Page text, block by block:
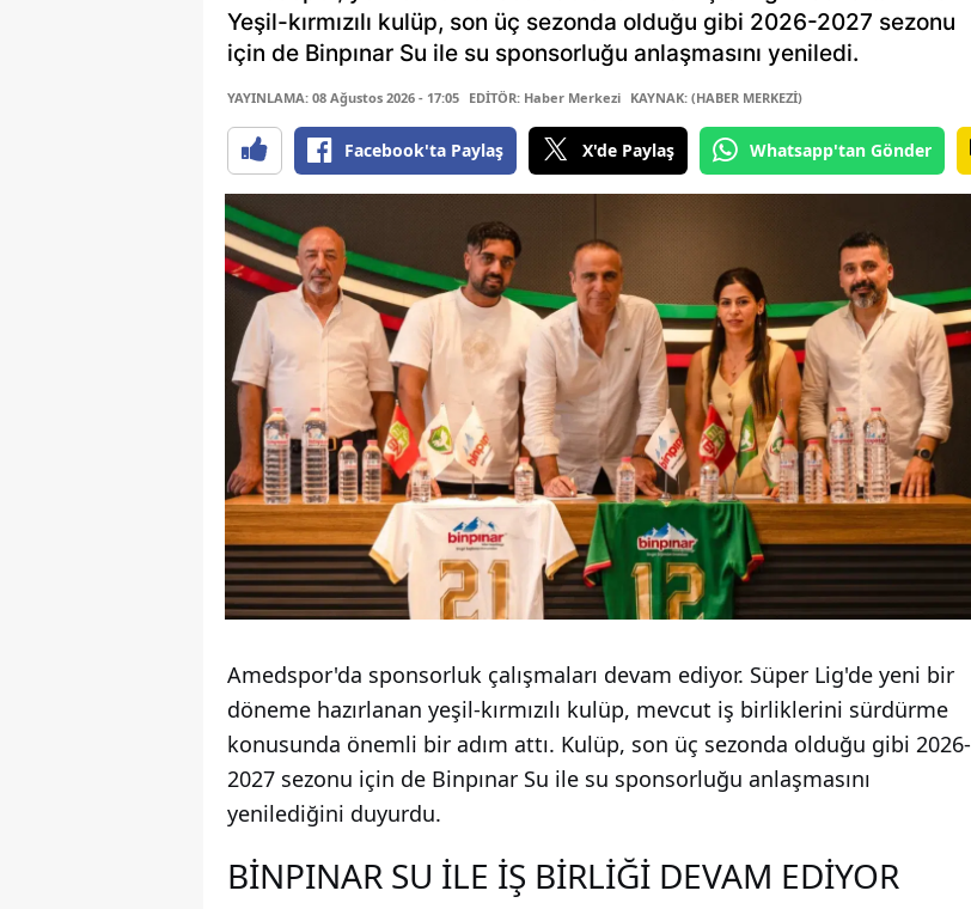
Yeşil-kırmızılı kulüp, son üç sezonda olduğu gibi 2026-2027 sezonu
için de Binpınar Su ile su sponsorluğu anlaşmasını yeniledi.
YAYINLAMA: 08 Ağustos 2026 - 17:05 EDİTÖR: Haber Merkezi KAYNAK: (HABER MERKEZİ)
Facebook'ta Paylaş X'de Paylaş Whatsapp'tan Gönder
Amedspor'da sponsorluk çalışmaları devam ediyor. Süper Lig'de yeni bir
döneme hazırlanan yeşil-kırmızılı kulüp, mevcut iş birliklerini sürdürme
konusunda önemli bir adım attı. Kulüp, son üç sezonda olduğu gibi 2026-
2027 sezonu için de Binpınar Su ile su sponsorluğu anlaşmasını
yenilediğini duyurdu.
BİNPINAR SU İLE İŞ BİRLİĞİ DEVAM EDİYOR